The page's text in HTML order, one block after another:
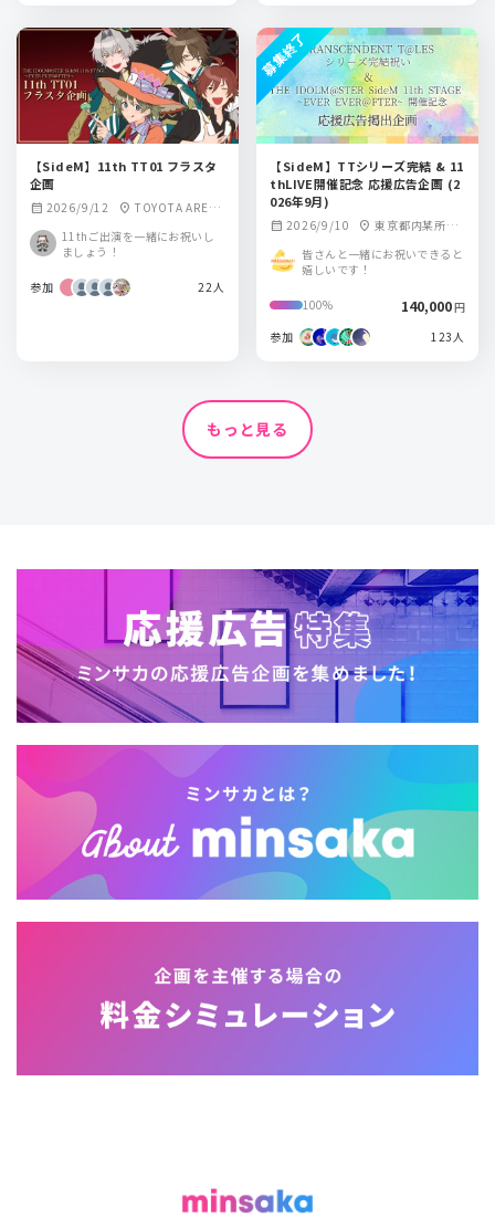
【SideM】11th TT01 フラスタ
企画
calendar_month 2026/9/12 location_on TOYOTA ARENA
11thご出演を一緒にお祝いし
ましょう！
参加 22人
【SideM】TTシリーズ完結 & 11
thLIVE開催記念 応援広告企画 (2
026年9月)
calendar_month 2026/9/10 location_on 東京都内某所
皆さんと一緒にお祝いできると
嬉しいです！
100% 140,000円
参加
123人
募集終了
もっと見る